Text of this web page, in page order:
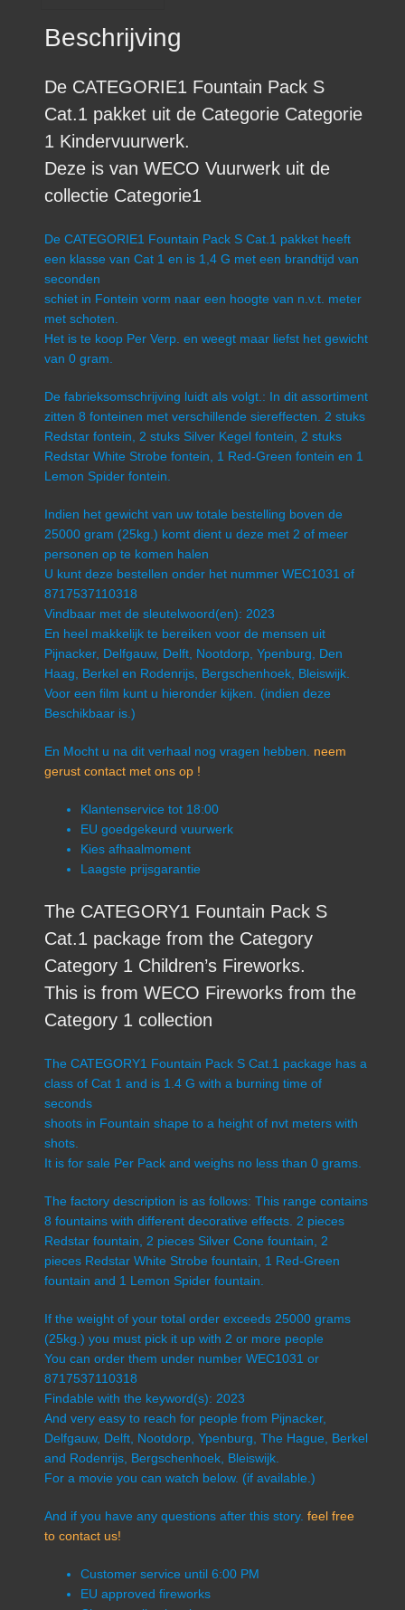
Beschrijving
De CATEGORIE1 Fountain Pack S
Cat.1 pakket uit de Categorie Categorie
1 Kindervuurwerk.
Deze is van WECO Vuurwerk uit de
collectie Categorie1
De CATEGORIE1 Fountain Pack S Cat.1 pakket heeft
een klasse van Cat 1 en is 1,4 G met een brandtijd van
seconden
schiet in Fontein vorm naar een hoogte van n.v.t. meter
met schoten.
Het is te koop Per Verp. en weegt maar liefst het gewicht
van 0 gram.
De fabrieksomschrijving luidt als volgt.: In dit assortiment
zitten 8 fonteinen met verschillende siereffecten. 2 stuks
Redstar fontein, 2 stuks Silver Kegel fontein, 2 stuks
Redstar White Strobe fontein, 1 Red-Green fontein en 1
Lemon Spider fontein.
Indien het gewicht van uw totale bestelling boven de
25000 gram (25kg.) komt dient u deze met 2 of meer
personen op te komen halen
U kunt deze bestellen onder het nummer WEC1031 of
8717537110318
Vindbaar met de sleutelwoord(en): 2023
En heel makkelijk te bereiken voor de mensen uit
Pijnacker, Delfgauw, Delft, Nootdorp, Ypenburg, Den
Haag, Berkel en Rodenrijs, Bergschenhoek, Bleiswijk.
Voor een film kunt u hieronder kijken. (indien deze
Beschikbaar is.)
En Mocht u na dit verhaal nog vragen hebben. neem
gerust contact met ons op !
Klantenservice tot 18:00
EU goedgekeurd vuurwerk
Kies afhaalmoment
Laagste prijsgarantie
The CATEGORY1 Fountain Pack S
Cat.1 package from the Category
Category 1 Children’s Fireworks.
This is from WECO Fireworks from the
Category 1 collection
The CATEGORY1 Fountain Pack S Cat.1 package has a
class of Cat 1 and is 1.4 G with a burning time of
seconds
shoots in Fountain shape to a height of nvt meters with
shots.
It is for sale Per Pack and weighs no less than 0 grams.
The factory description is as follows: This range contains
8 fountains with different decorative effects. 2 pieces
Redstar fountain, 2 pieces Silver Cone fountain, 2
pieces Redstar White Strobe fountain, 1 Red-Green
fountain and 1 Lemon Spider fountain.
If the weight of your total order exceeds 25000 grams
(25kg.) you must pick it up with 2 or more people
You can order them under number WEC1031 or
8717537110318
Findable with the keyword(s): 2023
And very easy to reach for people from Pijnacker,
Delfgauw, Delft, Nootdorp, Ypenburg, The Hague, Berkel
and Rodenrijs, Bergschenhoek, Bleiswijk.
For a movie you can watch below. (if available.)
And if you have any questions after this story. feel free
to contact us!
Customer service until 6:00 PM
EU approved fireworks